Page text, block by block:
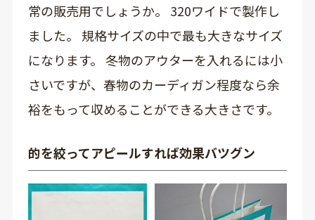
常の販売用でしょうか。 320ワイドで製作し
ました。 規格サイズの中で最も大きなサイズ
になります。 冬物のアウターを入れるには小
さいですが、春物のカーディガン程度なら余
裕をもって収めることができる大きさです。
的を絞ってアピールすれば効果バツグン